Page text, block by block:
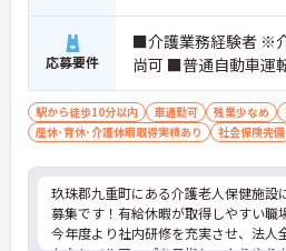
応募要件
■介護業務経験者 ※
尚可 ■普通自動車運
駅から徒歩10分以内 車通勤可 残業少なめ
産休･育休･介護休暇取得実績あり
社会保険完備
玖珠郡九重町にある介護老人保健施設
募集です！有給休暇が取得しやすい職
今年度より社内研修を充実させ、法人